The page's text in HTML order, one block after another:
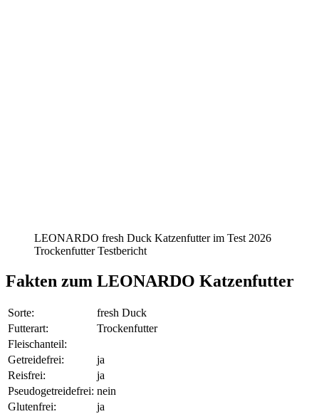
LEONARDO fresh Duck Katzenfutter im Test 2026
Trockenfutter Testbericht
Fakten zum LEONARDO Katzenfutter
Sorte:
fresh Duck
Futterart:
Trockenfutter
Fleischanteil:
Getreidefrei:
ja
Reisfrei:
ja
Pseudogetreidefrei: nein
Glutenfrei:
ja